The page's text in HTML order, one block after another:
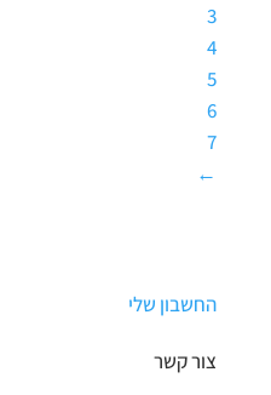
3
4
5
6
7
←
החשבון שלי
צור קשר